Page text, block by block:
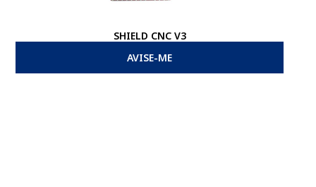
SHIELD CNC V3
AVISE-ME